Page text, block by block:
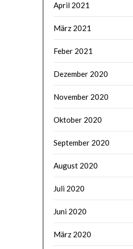
April 2021
März 2021
Feber 2021
Dezember 2020
November 2020
Oktober 2020
September 2020
August 2020
Juli 2020
Juni 2020
März 2020